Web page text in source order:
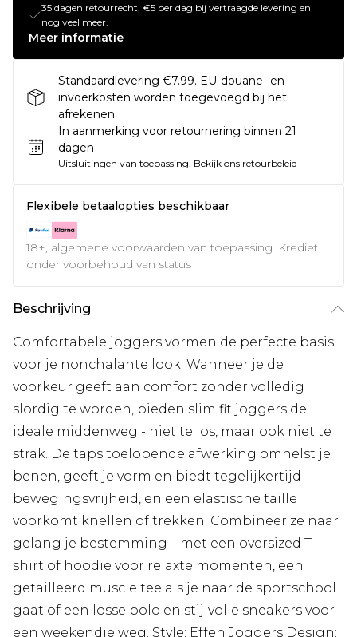
35 dagen retourrecht, €5 per dag bij vertraagde levering en
nog veel meer.
Meer informatie
Standaardlevering €7.99. EU-douane- en
invoerkosten worden toegevoegd bij het
afrekenen
In aanmerking voor retournering binnen 21
dagen
Uitsluitingen van toepassing. Bekijk ons retourbeleid
Flexibele betaalopties beschikbaar
18+, algemene voorwaarden van toepassing. Krediet
onder voorbehoud van status
Beschrijving
Comfortabele joggers vormen de perfecte basis
voor je nonchalante look. Wanneer je de
voorkeur geeft aan comfort zonder volledig
slordig te worden, bieden slim fit joggers de
ideale middenweg - niet te los, maar ook niet te
strak. De taps toelopende afwerking omhelst je
benen, geeft je vorm en biedt tegelijkertijd
bewegingsvrijheid, en een elastische taille
voorkomt knellen of trekken. Combineer ze naar
gelang je bestemming – met een oversized T-
shirt of hoodie voor relaxte momenten, een
getailleerd muscle tee als je naar de sportschool
gaat of een losse polo en stijlvolle sneakers voor
een weekendje weg. Style: Effen Joggers Design: